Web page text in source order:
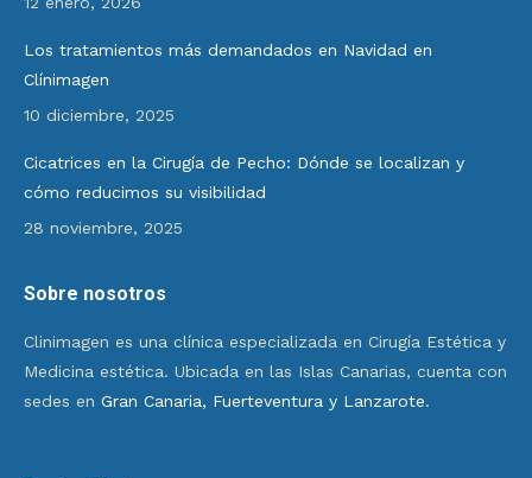
Los tratamientos más demandados en Navidad en
Clínimagen
10 diciembre, 2025
Cicatrices en la Cirugía de Pecho: Dónde se localizan y
cómo reducimos su visibilidad
28 noviembre, 2025
Sobre nosotros
Clinimagen es una clínica especializada en Cirugía Estética y
Medicina estética. Ubicada en las Islas Canarias, cuenta con
sedes en Gran Canaria, Fuerteventura y Lanzarote.